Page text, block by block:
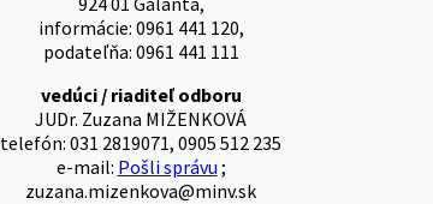
informácie: 0961 441 120,
podateľňa: 0961 441 111
vedúci / riaditeľ odboru
JUDr. Zuzana MIŽENKOVÁ
telefón: 031 2819071, 0905 512 235
e-mail: Pošli správu ;
zuzana.mizenkova@minv.sk